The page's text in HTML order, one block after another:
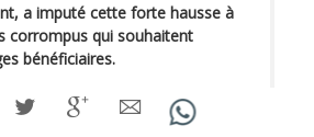
a imputé cette forte hausse à
corrompus qui souhaitent
bénéficiaires.